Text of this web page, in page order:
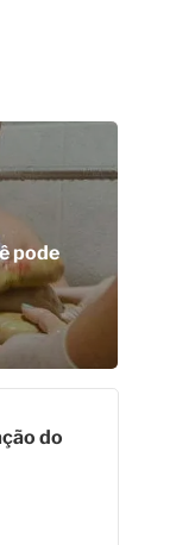
pode
do